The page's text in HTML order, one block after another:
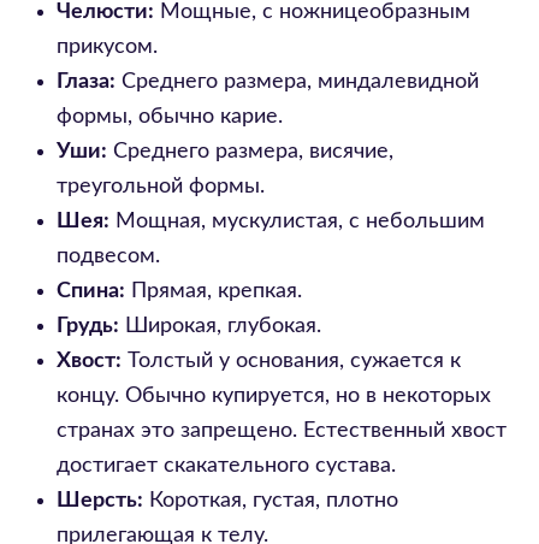
Челюсти: Мощные, с ножницеобразным
прикусом.
Глаза: Среднего размера, миндалевидной
формы, обычно карие.
Уши: Среднего размера, висячие,
треугольной формы.
Шея: Мощная, мускулистая, с небольшим
подвесом.
Спина: Прямая, крепкая.
Грудь: Широкая, глубокая.
Хвост: Толстый у основания, сужается к
концу. Обычно купируется, но в некоторых
странах это запрещено. Естественный хвост
достигает скакательного сустава.
Шерсть: Короткая, густая, плотно
прилегающая к телу.